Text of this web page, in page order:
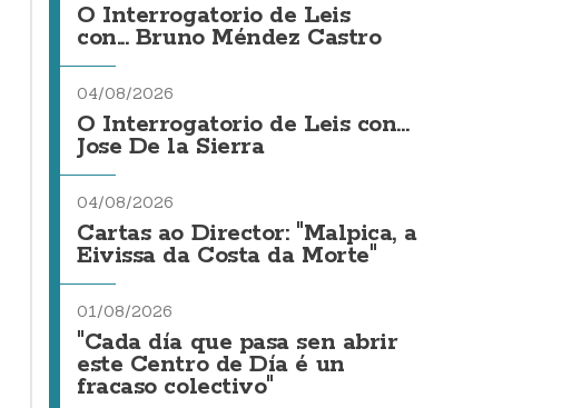
O Interrogatorio de Leis
con... Bruno Méndez Castro
04/08/2026
O Interrogatorio de Leis con...
Jose De la Sierra
04/08/2026
Cartas ao Director: "Malpica, a
Eivissa da Costa da Morte"
01/08/2026
"Cada día que pasa sen abrir
este Centro de Día é un
fracaso colectivo"